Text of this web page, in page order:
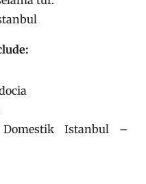
Domestik Istanbul –